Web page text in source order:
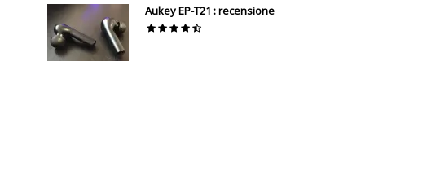
Aukey EP-T21 : recensione